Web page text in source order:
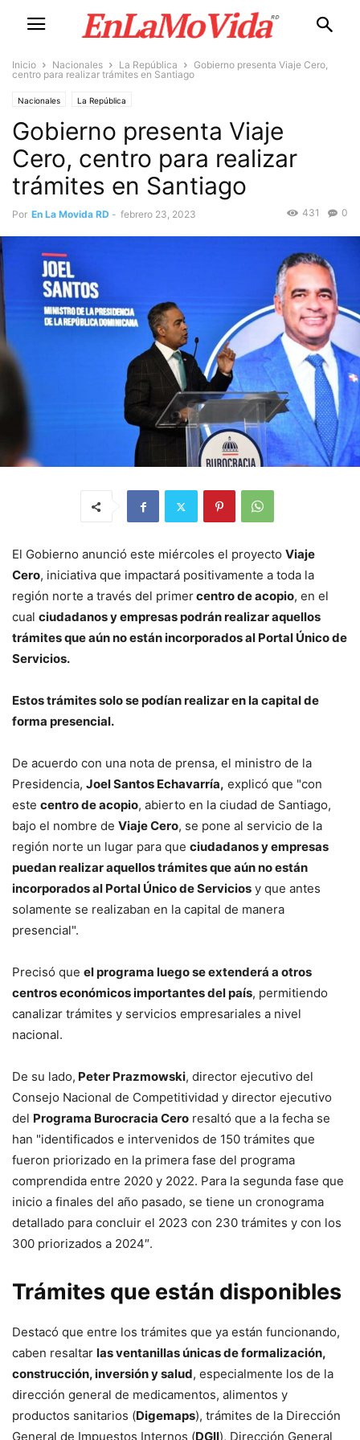
Inicio Nacionales La República
Gobierno presenta Viaje Cero,
centro para realizar trámites en Santiago
Nacionales La República
Gobierno presenta Viaje
Cero, centro para realizar
trámites en Santiago
Por En La Movida RD - febrero 23, 2023 0
431
El Gobierno anunció este miércoles el proyecto Viaje
Cero, iniciativa que impactará positivamente a toda la
región norte a través del primercentro de acopio, en el
cual ciudadanos y empresas podrán realizar aquellos
trámites que aún no están incorporados al Portal Único de
Servicios.
Estos trámites solo se podían realizar en la capital de
forma presencial.
De acuerdo con una nota de prensa, el ministro de la
Presidencia, Joel Santos Echavarría, explicó que "con
este centro de acopio, abierto en la ciudad de Santiago,
bajo el nombre de Viaje Cero, se pone al servicio de la
región norte un lugar para que ciudadanos y empresas
puedan realizar aquellos trámites que aún no están
incorporados al Portal Único de Servicios y que antes
solamente se realizaban en la capital de manera
presencial".
Precisó que el programa luego se extenderá a otros
centros económicos importantes del país, permitiendo
canalizar trámites y servicios empresariales a nivel
nacional.
De su lado, Peter Prazmowski, director ejecutivo del
Consejo Nacional de Competitividad y director ejecutivo
del Programa Burocracia Cero resaltó que a la fecha se
han "identificados e intervenidos de 150 trámites que
fueron priorizado en la primera fase del programa
comprendida entre 2020 y 2022. Para la segunda fase que
inicio a finales del año pasado, se tiene un cronograma
detallado para concluir el 2023 con 230 trámites y con los
300 priorizados a 2024″.
Trámites que están disponibles
Destacó que entre los trámites que ya están funcionando,
caben resaltar las ventanillas únicas de formalización,
construcción, inversión y salud, especialmente los de la
dirección general de medicamentos, alimentos y
productos sanitarios (Digemaps), trámites de la Dirección
General de Impuestos Internos (DGII), Dirección General